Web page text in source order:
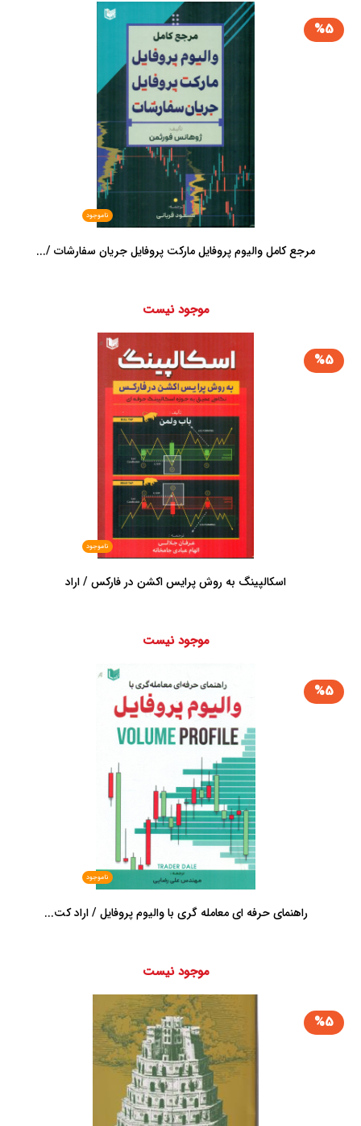
%5
ناموجود
مرجع کامل والیوم پروفایل مارکت پروفایل جریان سفارشات /...
موجود نیست
%5
ناموجود
اسکالپینگ به روش پرایس اکشن در فارکس / اراد
موجود نیست
%5
ناموجود
راهنمای حرفه ای معامله گری با والیوم پروفایل / اراد کت...
موجود نیست
%5